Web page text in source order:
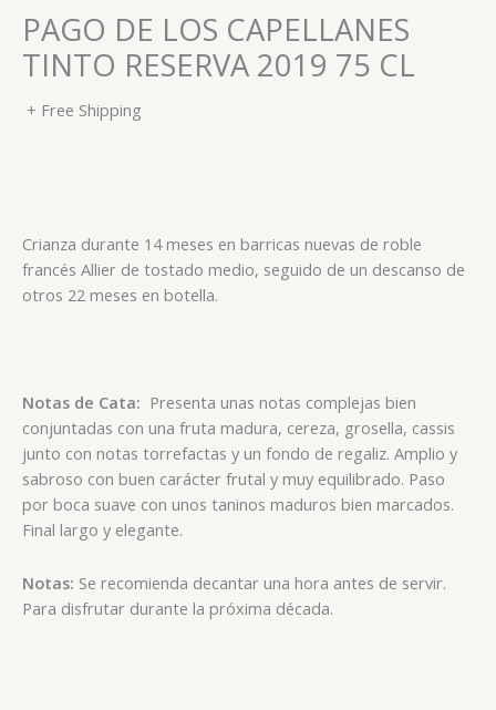
PAGO DE LOS CAPELLANES
TINTO RESERVA 2019 75 CL
+ Free Shipping
Crianza durante 14 meses en barricas nuevas de roble
francés Allier de tostado medio, seguido de un descanso de
otros 22 meses en botella.
Notas de Cata: Presenta unas notas complejas bien
conjuntadas con una fruta madura, cereza, grosella, cassis
junto con notas torrefactas y un fondo de regaliz. Amplio y
sabroso con buen carácter frutal y muy equilibrado. Paso
por boca suave con unos taninos maduros bien marcados.
Final largo y elegante.
Notas: Se recomienda decantar una hora antes de servir.
Para disfrutar durante la próxima década.